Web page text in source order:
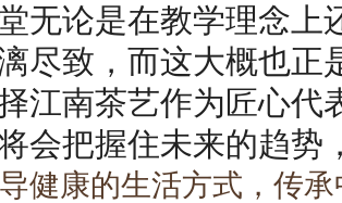
无论是在教学理念上
尽致，而这大概也
江南茶艺作为匠心
会把握住未来的趋势
健康的生活方式，传